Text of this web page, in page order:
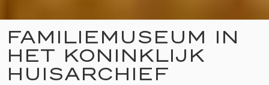
FAMILIEMUSEUM IN
HET KONINKLIJK
HUISARCHIEF